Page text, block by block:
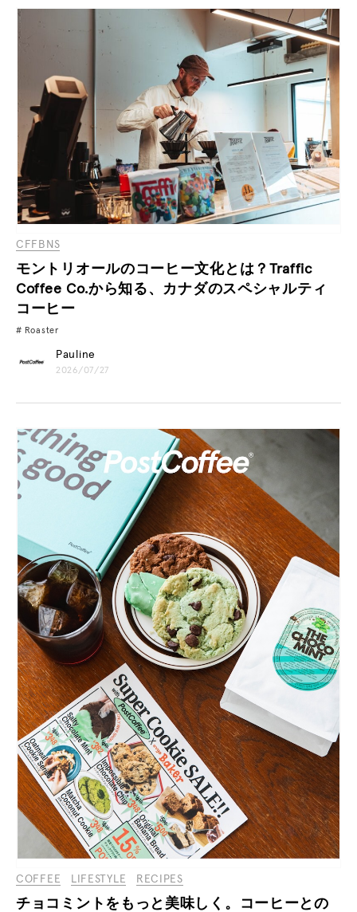
CFFBNS
モントリオールのコーヒー文化とは？Traffic
Coffee Co.から知る、カナダのスペシャルティ
コーヒー
Roaster
Pauline
2026/07/27
COFFEE LIFESTYLE RECIPES
チョコミントをもっと美味しく。コーヒーとの